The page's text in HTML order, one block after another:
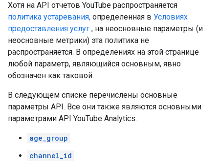
Хотя на API отчетов YouTube распространяется
политика устаревания, определенная в Условиях
предоставления услуг , на неосновные параметры (и
неосновные метрики) эта политика не
распространяется. В определениях на этой странице
любой параметр, являющийся основным, явно
обозначен как таковой.
В следующем списке перечислены основные
параметры API. Все они также являются основными
параметрами API YouTube Analytics.
age_group
channel_id